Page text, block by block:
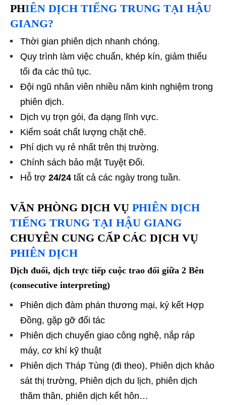
PHIÊN DỊCH TIẾNG TRUNG TẠI HẬU
GIANG?
Thời gian phiên dịch nhanh chóng.
Quy trình làm việc chuẩn, khép kín, giảm thiểu
tối đa các thủ tục.
Đội ngũ nhân viên nhiều năm kinh nghiệm trong
phiên dịch.
Dịch vụ trọn gói, đa dạng lĩnh vực.
Kiểm soát chất lượng chặt chẽ.
Phí dịch vụ rẻ nhất trên thị trường.
Chính sách bảo mật Tuyệt Đối.
Hỗ trợ 24/24 tất cả các ngày trong tuần.
VĂN PHÒNG DỊCH VỤ PHIÊN DỊCH
TIẾNG TRUNG TẠI HẬU GIANG
CHUYÊN CUNG CẤP CÁC DỊCH VỤ
PHIÊN DỊCH
Dịch đuổi, dịch trực tiếp cuộc trao đổi giữa 2 Bên
(consecutive interpreting)
Phiên dịch đàm phán thương mại, ký kết Hợp
Đồng, gặp gỡ đối tác
Phiên dịch chuyển giao công nghệ, nắp ráp
máy, cơ khí kỹ thuật
Phiên dịch Tháp Tùng (đi theo), Phiên dịch khảo
sát thị trường, Phiên dịch du lịch, phiên dịch
thăm thân, phiên dịch kết hôn…